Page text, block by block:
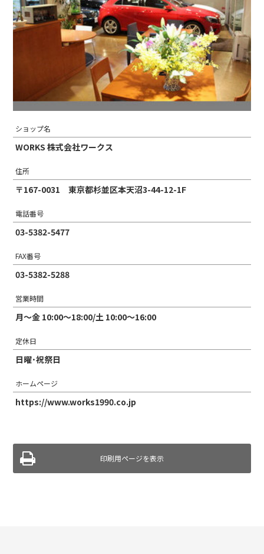
ショップ名
WORKS 株式会社ワークス
住所
〒167-0031 東京都杉並区本天沼3-44-12-1F
電話番号
03-5382-5477
FAX番号
03-5382-5288
営業時間
月～金 10:00～18:00/土 10:00～16:00
定休日
日曜･祝祭日
ホームページ
https://www.works1990.co.jp
印刷用ページを表示